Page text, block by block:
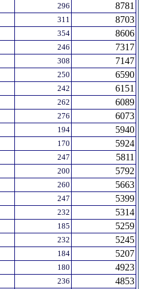
296
8781
311
8703
354
8606
246
7317
308
7147
250
6590
242
6151
262
6089
276
6073
194
5940
170
5924
247
5811
200
5792
260
5663
247
5399
232
5314
185
5259
232
5245
184
5207
180
4923
236
4853